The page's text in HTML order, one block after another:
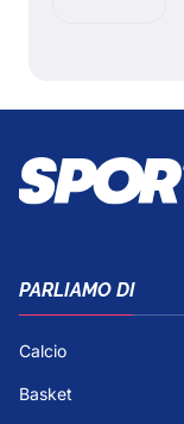
PARLIAMO DI
Calcio
Basket